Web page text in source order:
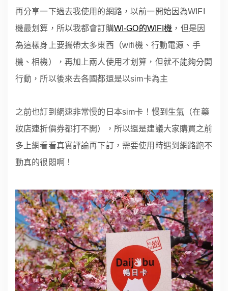
再分享一下過去我使用的網路，以前一開始因為WIFI
機最划算，所以我都會訂購WI-GO的WIFI機 ，但是因
為這樣身上要攜帶太多東西（wifi機、行動電源、手
機、相機），再加上兩人使用才划算，但就不能夠分開
行動，所以後來去各國都還是以sim卡為主
之前也訂到網速非常慢的日本sim卡！慢到生氣（在藥
妝店連折價券都打不開），所以還是建議大家購買之前
多上網看看真實評論再下訂，需要使用時遇到網路跑不
動真的很悶啊！